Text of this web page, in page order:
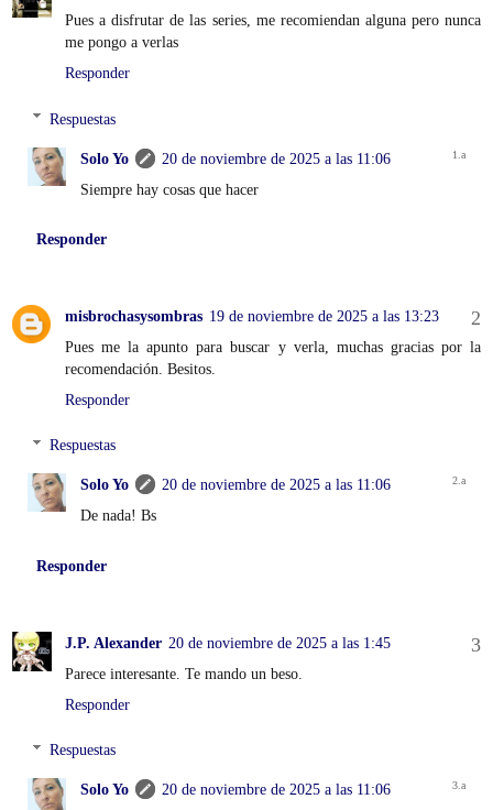
Pues a disfrutar de las series, me recomiendan alguna pero nunca
me pongo a verlas
Responder
Respuestas
Solo Yo
20 de noviembre de 2025 a las 11:06
Siempre hay cosas que hacer
Responder
misbrochasysombras 19 de noviembre de 2025 a las 13:23
Pues me la apunto para buscar y verla, muchas gracias por la
recomendación. Besitos.
Responder
Respuestas
Solo Yo
20 de noviembre de 2025 a las 11:06
De nada! Bs
Responder
J.P. Alexander 20 de noviembre de 2025 a las 1:45
Parece interesante. Te mando un beso.
Responder
Respuestas
Solo Yo
20 de noviembre de 2025 a las 11:06